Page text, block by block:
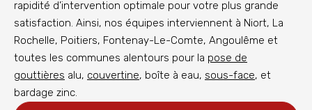
rapidité d’intervention optimale pour votre plus grande
satisfaction. Ainsi, nos équipes interviennent à Niort, La
Rochelle, Poitiers, Fontenay-Le-Comte, Angoulême et
toutes les communes alentours pour la pose de
gouttières alu, couvertine, boîte à eau, sous-face, et
bardage zinc.